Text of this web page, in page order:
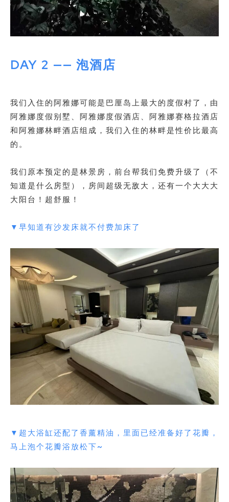
DAY 2 —— 泡酒店
我们入住的阿雅娜可能是巴厘岛上最大的度假村了，由
阿雅娜度假别墅、阿雅娜度假酒店、阿雅娜赛格拉酒店
和阿雅娜林畔酒店组成，我们入住的林畔是性价比最高
的。
我们原本预定的是林景房，前台帮我们免费升级了（不
知道是什么房型），房间超级无敌大，还有一个大大大
大阳台！超舒服！
▼早知道有沙发床就不付费加床了
▼超大浴缸还配了香薰精油，里面已经准备好了花瓣，
马上泡个花瓣浴放松下~